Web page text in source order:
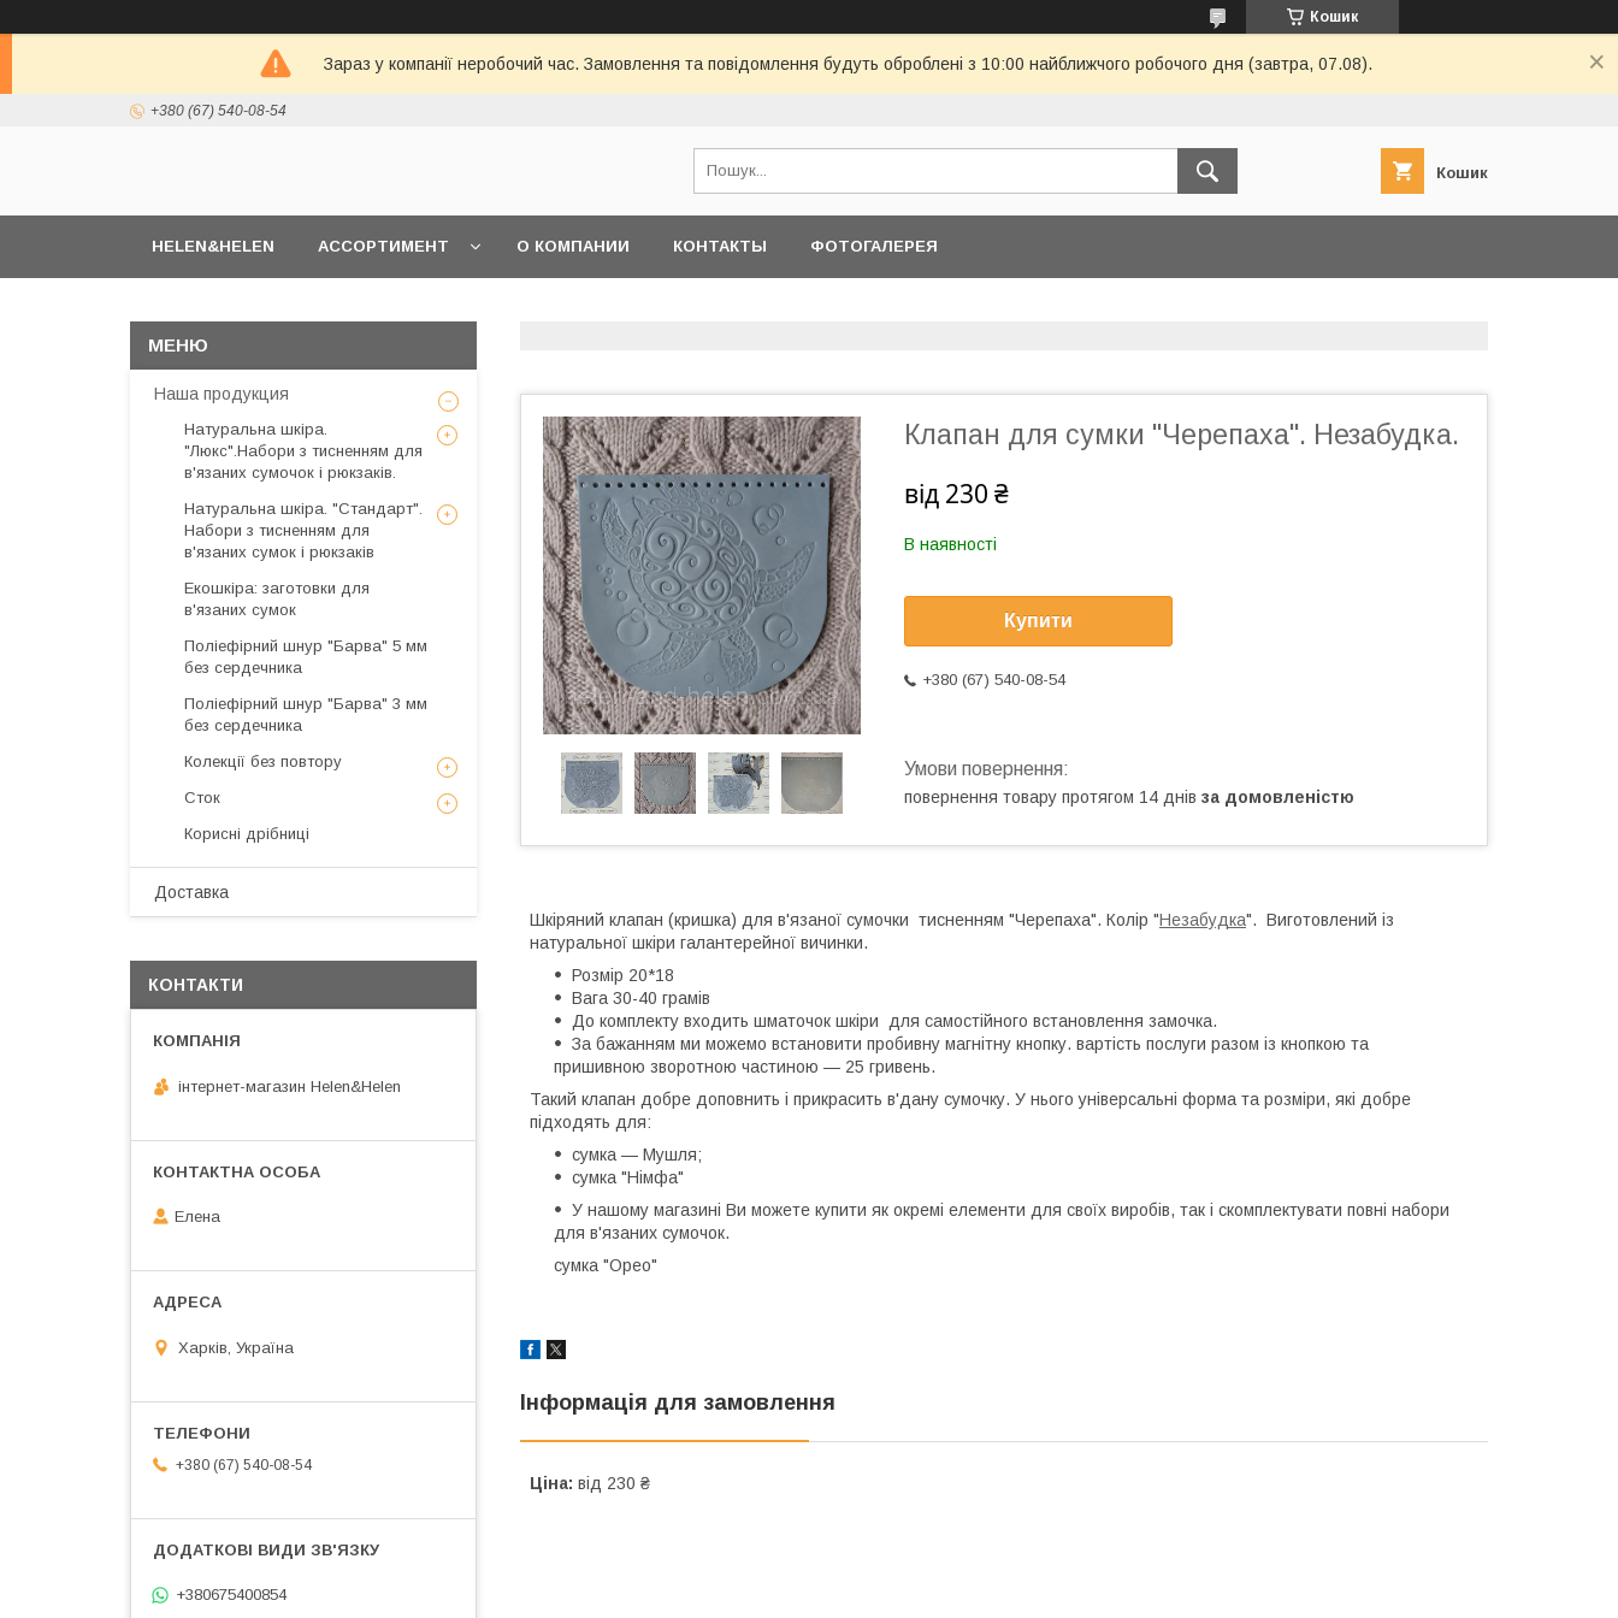
Кошик
Зараз у компанії неробочий час. Замовлення та повідомлення будуть оброблені з 10:00 найближчого робочого дня (завтра, 07.08).
+380 (67) 540-08-54
Кошик
HELEN&HELEN АССОРТИМЕНТ О КОМПАНИИ КОНТАКТЫ ФОТОГАЛЕРЕЯ
Клапан для сумки "Черепаха". Незабудка.
від 230 ₴
В наявності
Купити
+380 (67) 540-08-54
повернення товару протягом 14 днів за домовленістю
Шкіряний клапан (кришка) для в'язаної сумочки тисненням "Черепаха". Колір "Незабудка". Виготовлений із
натуральної шкіри галантерейної вичинки.
Розмір 20*18
Вага 30-40 грамів
До комплекту входить шматочок шкіри для самостійного встановлення замочка.
За бажанням ми можемо встановити пробивну магнітну кнопку. вартість послуги разом із кнопкою та
пришивною зворотною частиною — 25 гривень.
Такий клапан добре доповнить і прикрасить в'дану сумочку. У нього універсальні форма та розміри, які добре
підходять для:
сумка — Мушля;
сумка "Німфа"
У нашому магазині Ви можете купити як окремі елементи для своїх виробів, так і скомплектувати повні набори
для в'язаних сумочок.
сумка "Орео"
Інформація для замовлення
Ціна: від 230 ₴
Наша продукция
Натуральна шкіра.
"Люкс".Набори з тисненням для
в'язаних сумочок і рюкзаків.
Натуральна шкіра. "Стандарт".
Набори з тисненням для
в'язаних сумок і рюкзаків
Екошкіра: заготовки для
в'язаних сумок
Поліефірний шнур "Барва" 5 мм
без сердечника
Поліефірний шнур "Барва" 3 мм
без сердечника
Колекції без повтору
Сток
Корисні дрібниці
Доставка
КОНТАКТИ
інтернет-магазин Helen&Helen
Елена
Харків, Україна
+380 (67) 540-08-54
+380675400854